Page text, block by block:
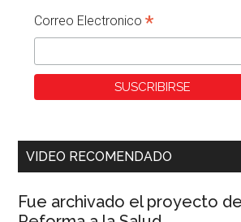
Correo Electronico*
VIDEO RECOMENDADO
Fue archivado el proyecto